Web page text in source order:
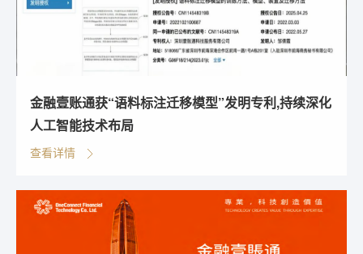
金融壹账通获“语料标注迁移模型”发明专利,持续深化
人工智能技术布局
查看详情